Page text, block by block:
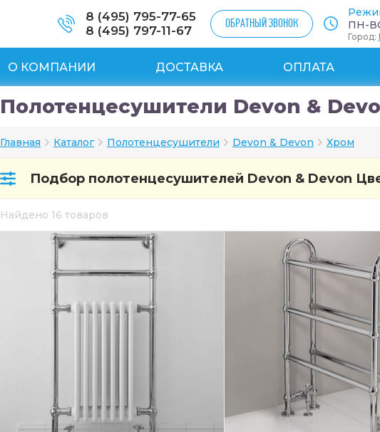
8 (495) 795-77-65
8 (495) 797-11-67
ОБРАТНЫЙ ЗВОНОК
ПН-
Город:
О КОМПАНИИ ДОСТАВКА ОПЛАТА
Полотенцесушители Devon &
Главная Каталог Полотенцесушители Devon & Devon Хром
Подбор полотенцесушителей Devon & Devon
Найдено 16 товаров